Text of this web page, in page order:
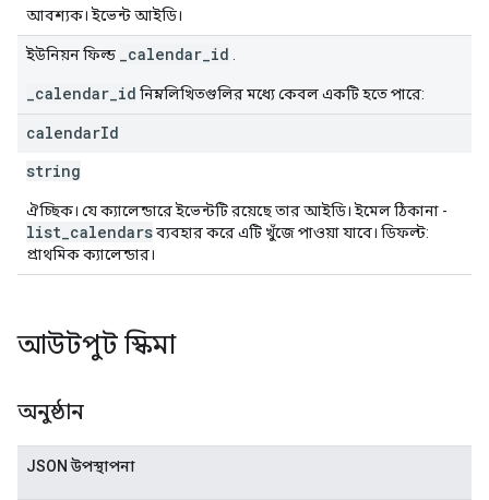
আবশ্যক। ইভেন্ট আইডি।
ইউনিয়ন ফিল্ড _calendar_id
_calendar_id নিম্নলিখিতগুলির মধ্যে কেবল একটি হতে পারে:
calendarId
string
ঐচ্ছিক। যে ক্যালেন্ডারে ইভেন্টটি রয়েছে তার আইডি। ইমেল ঠিকানা -
list_calendarsব্যবহার করে এটি খুঁজে পাওয়া যাবে। ডিফল্ট:
প্রাথমিক ক্যালেন্ডার।
আউটপুট স্কিমা
অনুষ্ঠান
JSON উপস্থাপনা